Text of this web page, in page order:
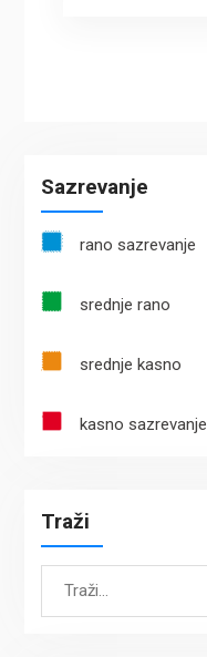
Sazrevanje
rano sazrevanje
srednje rano
srednje kasno
kasno sazrevanje
Traži
Search